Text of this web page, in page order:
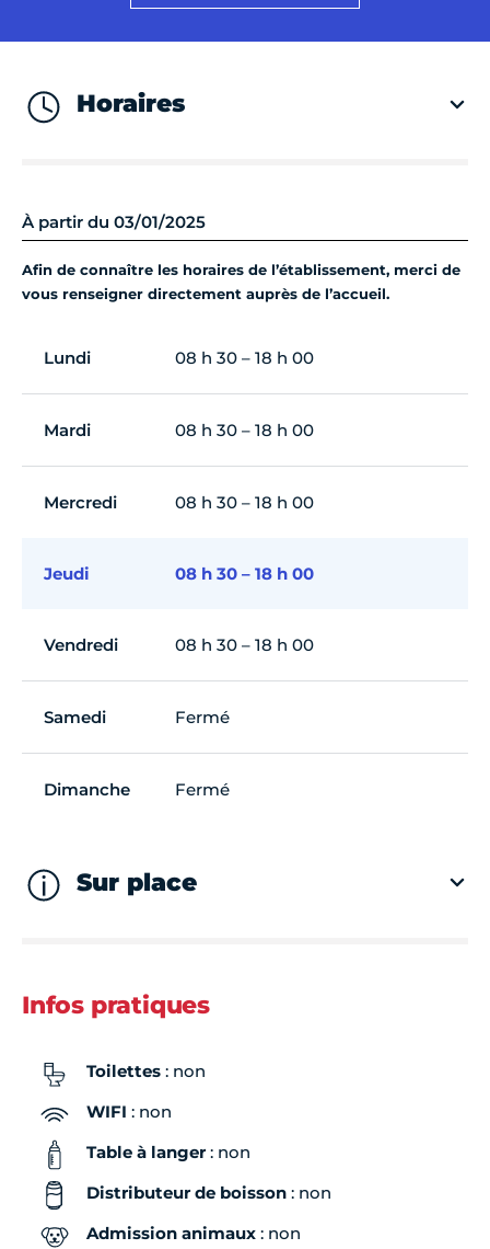
Horaires
À partir du 03/01/2025
Afin de connaître les horaires de l’établissement, merci de
vous renseigner directement auprès de l’accueil.
Lundi 08 h 30 – 18 h 00
Mardi 08 h 30 – 18 h 00
Mercredi 08 h 30 – 18 h 00
Jeudi 08 h 30 – 18 h 00
Vendredi 08 h 30 – 18 h 00
Samedi Fermé
Dimanche Fermé
Sur place
Infos pratiques
Toilettes : non
WIFI : non
Table à langer: non
Distributeur de boisson : non
Admission animaux : non